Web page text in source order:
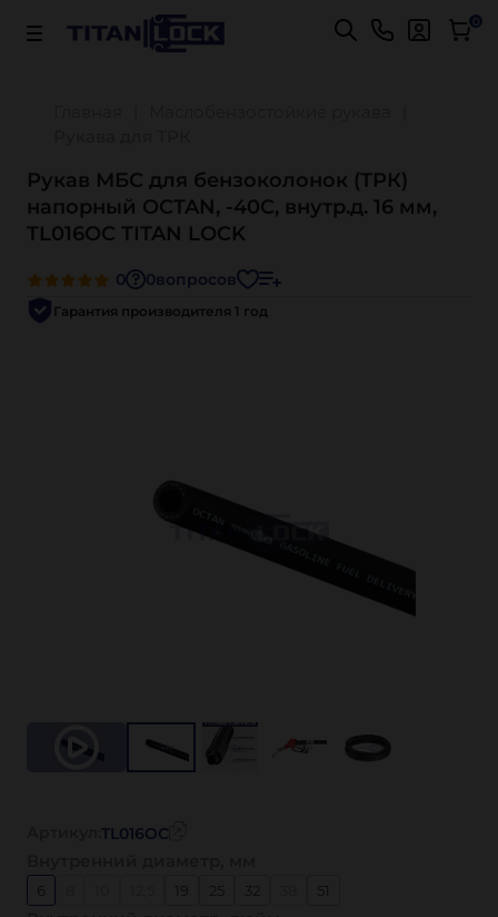
Важно! Для оплаты заказов Подробнее 0
Рукав МБС для бензоколонок (ТРК)
напорный OCTAN, -40C, внутр.д. 16 мм,
TL016OC TITAN LOCK
0 0вопросов
Гарантия производителя 1 год
TL016OC
6 32